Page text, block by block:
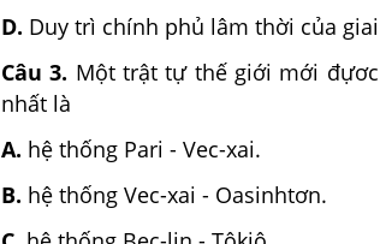
D. Duy trì chính phủ lâm thời của
Câu 3. Một trật tự thế giới mới
nhất là
A. hệ thống Pari - Vec-xai.
B. hệ thống Vec-xai - Oasinhtơn.